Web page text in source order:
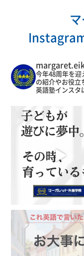
今年48周年を
の紹介やお役立
英語塾インスタ